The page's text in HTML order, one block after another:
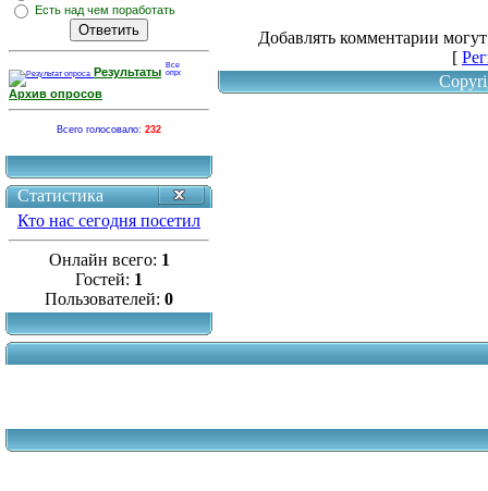
Есть над чем поработать
Результаты
Архив опросов
Всего голосовало: 232
Статистика
Кто нас сегодня посетил
Онлайн всего: 1
Гостей: 1
Пользователей: 0
Добавлять комментарии
[